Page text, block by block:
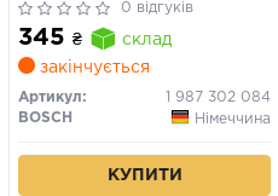
0 відгуків
345 ₴
склад
закінчується
Артикул:
1 987 302 084
BOSCH
Німеччина
КУПИТИ